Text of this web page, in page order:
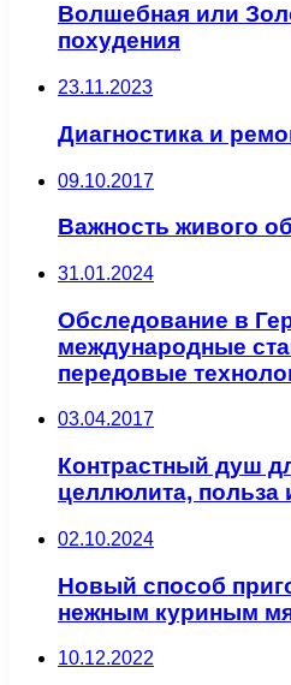
Волшебная или
похудения
23.11.2023
Диагностика и
09.10.2017
Важность живого
31.01.2024
Обследование в
международные
передовые
03.04.2017
Контрастный душ
целлюлита, польза
02.10.2024
Новый способ
нежным куриным
10.12.2022